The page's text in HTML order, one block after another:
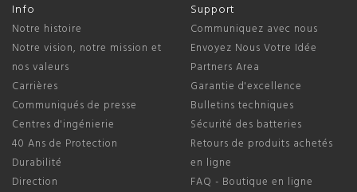
Info
Notre histoire
Notre vision, notre mission et
nos valeurs
Carrières
Communiqués de presse
Centres d'ingénierie
40 Ans de Protection
Durabilité
Direction
Support
Communiquez avec nous
Envoyez Nous Votre Idée
Partners Area
Garantie d'excellence
Bulletins techniques
Sécurité des batteries
Retours de produits achetés
en ligne
FAQ - Boutique en ligne